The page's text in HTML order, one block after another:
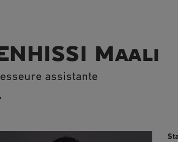
Maali
assistante